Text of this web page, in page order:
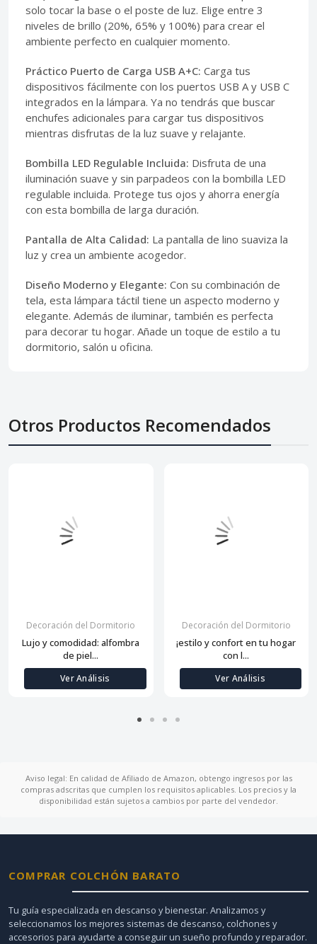
solo tocar la base o el poste de luz. Elige entre 3
niveles de brillo (20%, 65% y 100%) para crear el
ambiente perfecto en cualquier momento.
Práctico Puerto de Carga USB A+C: Carga tus
dispositivos fácilmente con los puertos USB A y USB C
integrados en la lámpara. Ya no tendrás que buscar
enchufes adicionales para cargar tus dispositivos
mientras disfrutas de la luz suave y relajante.
Bombilla LED Regulable Incluida: Disfruta de una
iluminación suave y sin parpadeos con la bombilla LED
regulable incluida. Protege tus ojos y ahorra energía
con esta bombilla de larga duración.
Pantalla de Alta Calidad: La pantalla de lino suaviza la
luz y crea un ambiente acogedor.
Diseño Moderno y Elegante: Con su combinación de
tela, esta lámpara táctil tiene un aspecto moderno y
elegante. Además de iluminar, también es perfecta
para decorar tu hogar. Añade un toque de estilo a tu
dormitorio, salón u oficina.
Otros Productos Recomendados
Decoración del Dormitorio
Lujo y comodidad: alfombra
de piel...
Ver Análisis
Decoración del Dormitorio
¡estilo y confort en tu hogar
con l...
Ver Análisis
Aviso legal: En calidad de Afiliado de Amazon, obtengo ingresos por las
compras adscritas que cumplen los requisitos aplicables. Los precios y la
disponibilidad están sujetos a cambios por parte del vendedor.
COMPRAR COLCHÓN BARATO
Tu guía especializada en descanso y bienestar. Analizamos y
seleccionamos los mejores sistemas de descanso, colchones y
accesorios para ayudarte a conseguir un sueño profundo y reparador.